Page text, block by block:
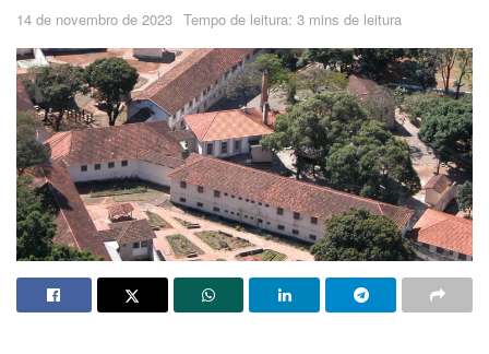
14 de novembro de 2023 Tempo de leitura: 3 mins de leitura